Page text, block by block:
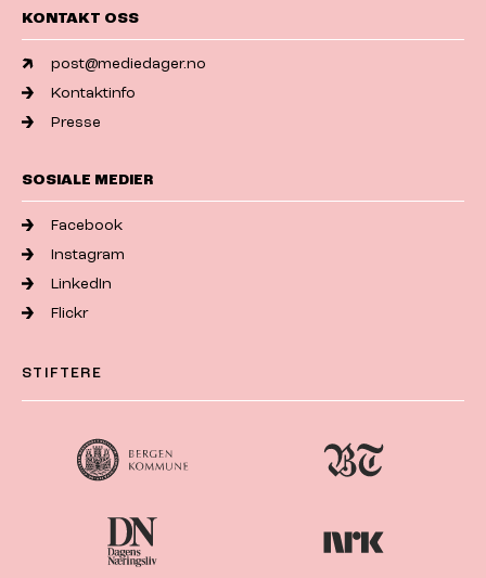
KONTAKT OSS
post@mediedager.no
Kontaktinfo
Presse
SOSIALE MEDIER
Facebook
Instagram
LinkedIn
Flickr
STIFTERE